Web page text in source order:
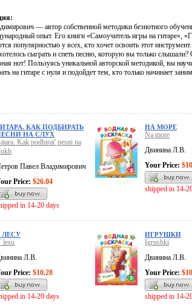
— автор собственной методики безнотного
опыт. Его книги «Самоучитель игры на гитаре»,
популярностью у всех, кто хочет освоить этот инструмент.
сыграть и спеть песню, которую вы только
нот! Пользуясь уникальной авторской методикой, вы
на гитаре с нуля и подойдет тем, кто только начинает
КАК ПОДБИРАТЬ
НА СЛУХ
Kak podbirat' pesni na
Павел Владимирович
Price: $26.04
in 14-20 days
НА МОРЕ
Na more
Двинина Л.В.
Your Price:
shipped in 14-
ЛЕСУ
lesu
Л.В.
Price: $10.28
in 14-20 days
ИГРУШКИ
Igrushki
Двинина Л.В.
Your Price:
shipped in 14-